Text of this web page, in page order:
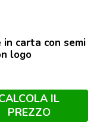
carta con semi
logo
IL
PREZZO